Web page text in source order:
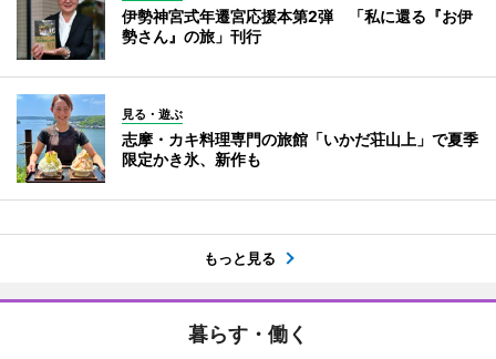
伊勢神宮式年遷宮応援本第2弾 「私に還る『お伊
勢さん』の旅」刊行
見る・遊ぶ
志摩・カキ料理専門の旅館「いかだ荘山上」で夏季
限定かき氷、新作も
もっと見る
暮らす・働く